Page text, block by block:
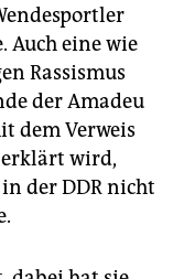
Auch eine wie
Rassismus
der Amadeu
dem Verweis
wird,
der DDR nicht